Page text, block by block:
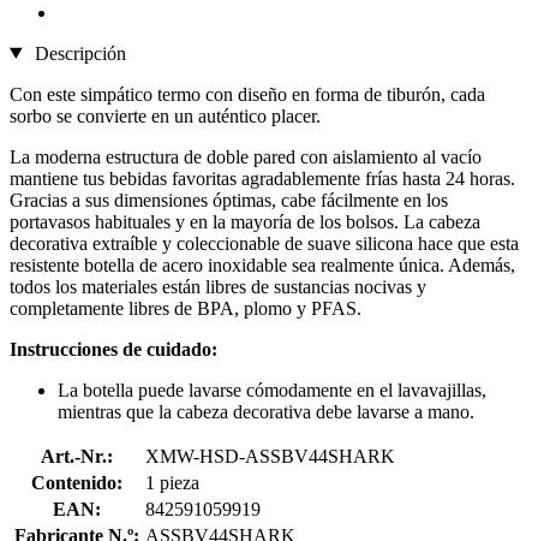
Descripción
Con este simpático termo con diseño en forma de tiburón, cada
sorbo se convierte en un auténtico placer.
La moderna estructura de doble pared con aislamiento al vacío
mantiene tus bebidas favoritas agradablemente frías hasta 24 horas.
Gracias a sus dimensiones óptimas, cabe fácilmente en los
portavasos habituales y en la mayoría de los bolsos. La cabeza
decorativa extraíble y coleccionable de suave silicona hace que esta
resistente botella de acero inoxidable sea realmente única. Además,
todos los materiales están libres de sustancias nocivas y
completamente libres de BPA, plomo y PFAS.
Instrucciones de cuidado:
La botella puede lavarse cómodamente en el lavavajillas,
mientras que la cabeza decorativa debe lavarse a mano.
Art.-Nr.:
XMW-HSD-ASSBV44SHARK
Contenido:
1 pieza
EAN:
842591059919
Fabricante N.º: ASSBV44SHARK